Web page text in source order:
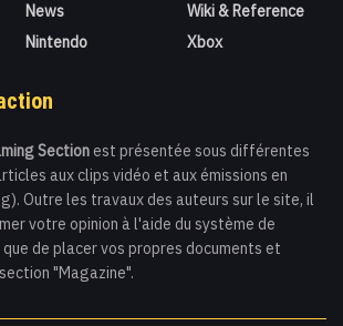
News
Nintendo
Wiki & Reference
Xbox
Section est présentée sous différentes
aux clips vidéo et aux émissions en
Outre les travaux des auteurs sur le site, il
votre opinion à l'aide du système de
de placer vos propres documents et
"Magazine".